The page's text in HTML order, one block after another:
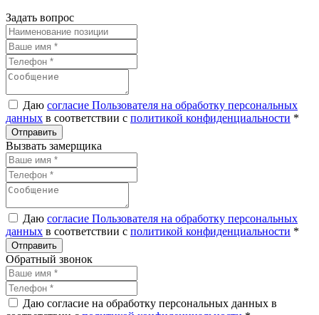
Задать вопрос
Даю согласие Пользователя на обработку персональных
данных в соответствии с политикой конфиденциальности *
Вызвать замерщика
Даю согласие Пользователя на обработку персональных
данных в соответствии с политикой конфиденциальности *
Обратный звонок
Даю согласие на обработку персональных данных в